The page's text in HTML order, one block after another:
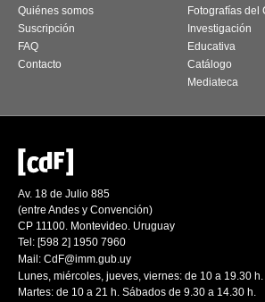
Quiénes somos
Suscripción
FAQ
Contacto
Fotografías del
Investigación
Educativa
Catálogo
Mediateca
Av. 18 de Julio 885
(entre Andes y Convención)
CP 11100. Montevideo. Uruguay
Tel: [598 2] 1950 7960
Mail: CdF@imm.gub.uy
Lunes, miércoles, jueves, viernes: de 10 a 19.30 h.
Martes: de 10 a 21 h. Sábados de 9.30 a 14.30 h.